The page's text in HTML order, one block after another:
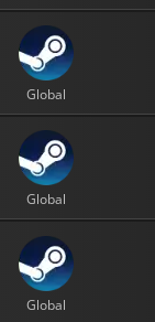
Global
Global
Global